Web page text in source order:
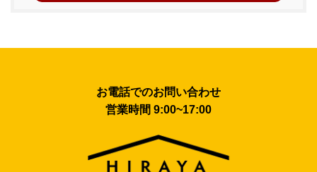
お電話でのお問い合わせ
営業時間 9:00~17:00